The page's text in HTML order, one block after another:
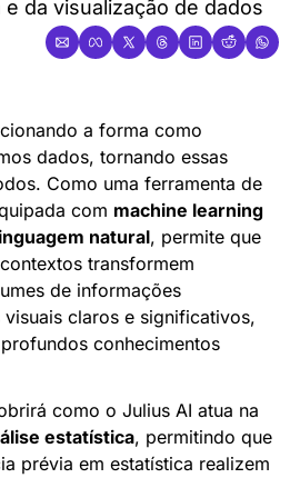
da visualização de dados
a forma como
dados, tornando essas
com machine learning
natural, permite que
transformem
de informações
claros e significativos,
conhecimentos
estatística, permitindo que
prévia em estatística realizem